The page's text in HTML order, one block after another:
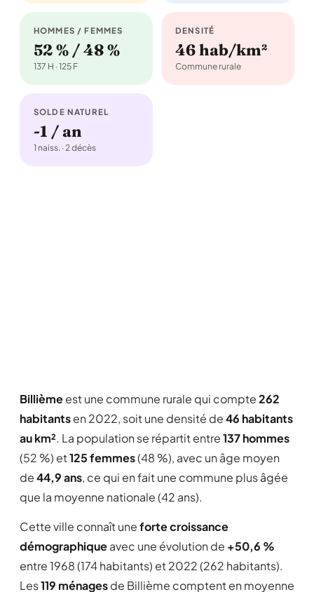
HOMMES / FEMMES
52 % / 48 %
137 H · 125 F
DENSITÉ
46 hab/km²
Commune rurale
SOLDE NATUREL
-1 / an
1 naiss. · 2 décès
Billièmeest une commune rurale qui compte262
habitantsen 2022, soit une densité de46 habitants
au km². La population se répartit entre137 hommes
(52 %) et125 femmes(48 %), avec un âge moyen
de44,9 ans, ce qui en fait une commune plus âgée
que la moyenne nationale (42 ans).
Cette ville connaît uneforte croissance
démographiqueavec une évolution de +50,6 %
entre 1968 (174 habitants) et 2022 (262 habitants).
Les119 ménagesde Billième comptent en moyenne